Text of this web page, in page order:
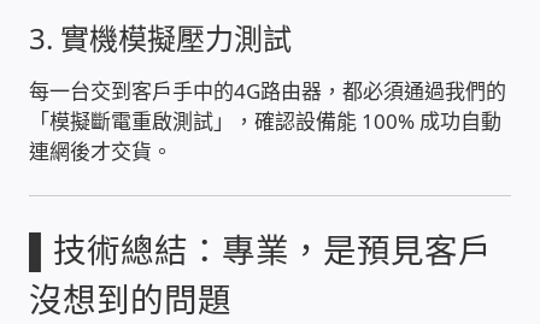
出租套房出租 網路維護管理 房東免煩惱
WIFI Wi-Fi 無線熱點 無線網路
網路硬體設備
3. 實機模擬壓力測試
每一台交到客戶手中的4G路由器，都必須通過我們的
「模擬斷電重啟測試」，確認設備能 100% 成功自動
連網後才交貨。
▌技術總結：專業，是預見客戶
沒想到的問題